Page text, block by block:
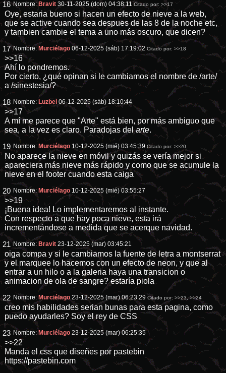
16 Nombre: Bravit 30-11-2025 (dom) 04:38:11 Citado por:>>17
Oye, estaria bueno si hacen un efecto de nieve a la web,
que se active cuando sea despues de las 8 de la noche etc,
y tambien cambie el tema a uno más oscuro, que dicen?
17 Nombre: Murciélago 06-12-2025 (sáb) 17:19:02 Citado por:>>18
>>16
Ahí lo pondremos.
Por cierto, ¿qué opinan si le cambiamos el nombre de /arte/
a /sinestesia/?
18 Nombre: Luzbel 06-12-2025 (sáb) 18:10:44
>>17
A mí me parece que "Arte" está bien, por más ambiguo que
sea, a la vez es claro. Paradojas delarte.
19 Nombre: Murciélago 10-12-2025 (mié) 03:45:39 Citado por:>>20
No aparece la nieve en móvil y quizás se vería mejor si
apareciera más nieve más rápido y como que se acumule la
nieve en el footer cuando esta caiga
20 Nombre: Murciélago 10-12-2025 (mié) 03:55:27
>>19
¡Buena idea! Lo implementaremos al instante.
Con respecto a que hay poca nieve, esta irá
incrementándose a medida que se acerque navidad.
21 Nombre: Bravit 23-12-2025 (mar) 03:45:21
oiga compa y si le cambiamos la fuente de letra a montserrat
y el marquee lo hacemos con un efecto de neon, y que al
entrar a un hilo o a la galeria haya una transicion o
animacion de ola de sangre? estaría piola
22 Nombre: Murciélago 23-12-2025 (mar) 06:23:29 Citado por:>>23,>>24
creo mis habilidades serian bunas para esta pagina, como
puedo ayudarles? Soy el rey de CSS
23 Nombre: Murciélago 23-12-2025 (mar) 06:25:35
>>22
Manda el css que diseñes por pastebin
https://pastebin.com